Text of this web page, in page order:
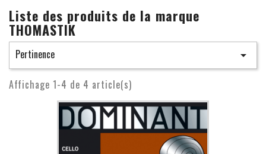
Liste des produits de la marque
THOMASTIK
Pertinence 
Affichage 1-4 de 4 article(s)